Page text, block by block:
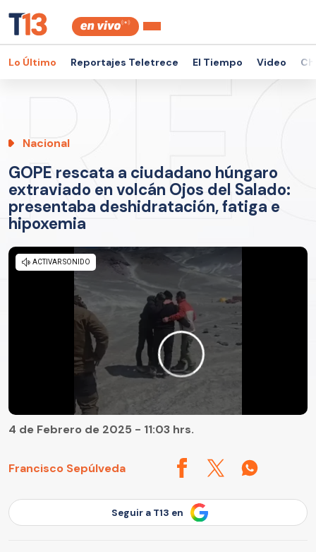
Lo Último Reportajes Teletrece El Tiempo Video
Nacional
GOPE rescata a ciudadano húngaro
extraviado en volcán Ojos del Salado:
presentaba deshidratación, fatiga e
hipoxemia
Francisco Sepúlveda
4 de Febrero de 2025 - 11:03 hrs.
Seguir a T13 en